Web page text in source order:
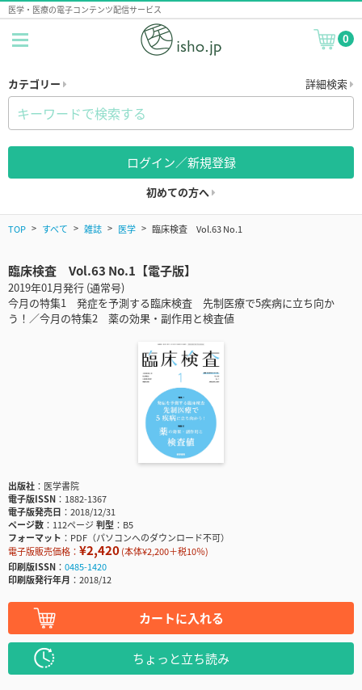
医学・医療の電子コンテンツ配信サービス
0
カテゴリー 詳細検索
ログイン／新規登録
初めての方へ
TOP すべて 雑誌 医学 臨床検査 Vol.63 No.1
臨床検査 Vol.63 No.1【電子版】
2019年01月発行 (通常号)
今月の特集1 発症を予測する臨床検査 先制医療で5疾病に立ち向か
う！／今月の特集2 薬の効果・副作用と検査値
出版社
医学書院
電子版ISSN
1882-1367
電子版発売日
2018/12/31
ページ数
112ページ判型
B5
フォーマット
PDF（パソコンへのダウンロード不可）
電子版販売価格： ¥2,420(本体¥2,200＋税10％)
印刷版ISSN
0485-1420
印刷版発行年月
2018/12
カートに入れる
ちょっと立ち読み